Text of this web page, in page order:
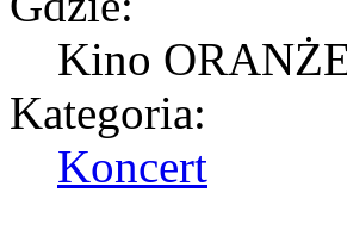
Kino
Kategoria:
Koncert